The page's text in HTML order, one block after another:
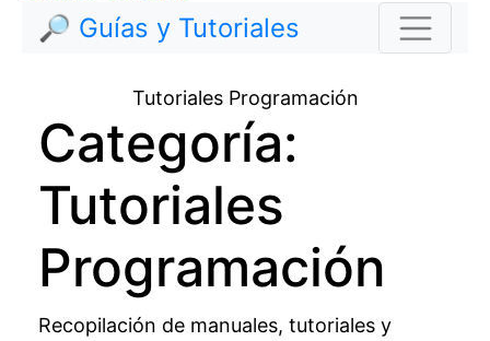
🔎 Guías y Tutoriales
Tutoriales Programación
Categoría:
Tutoriales
Programación
Recopilación de manuales, tutoriales y